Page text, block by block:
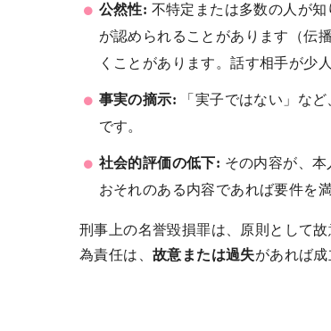
公然性: 不特定または多数の人が
が認められることがあります（伝
くことがあります。話す相手が少
事実の摘示: 「実子ではない」な
です。
社会的評価の低下: その内容が、
おそれのある内容であれば要件を
刑事上の名誉毀損罪は、原則として
為責任は、 故意または過失があれば